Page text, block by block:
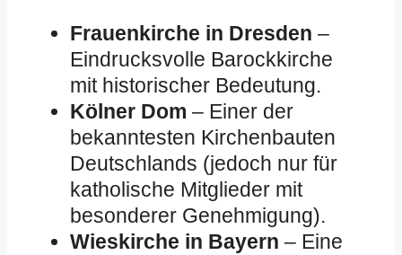
Frauenkirche in Dresden –
Eindrucksvolle Barockkirche
mit historischer Bedeutung.
Kölner Dom – Einer der
bekanntesten Kirchenbauten
Deutschlands (jedoch nur für
katholische Mitglieder mit
besonderer Genehmigung).
Wieskirche in Bayern – Eine